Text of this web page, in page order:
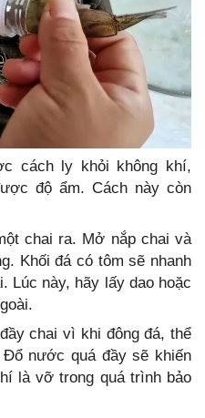
cách ly khỏi không khí,
độ ẩm. Cách này còn
chai ra. Mở nắp chai và
Khối đá có tôm sẽ nhanh
Lúc này, hãy lấy dao hoặc
chai vì khi đông đá, thể
nước quá đầy sẽ khiến
là vỡ trong quá trình bảo